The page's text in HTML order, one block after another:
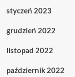
styczeń 2023
grudzień 2022
listopad 2022
październik 2022